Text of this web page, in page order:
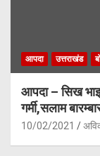
आपदा उत्तराखंड
आपदा – सिख
गर्मी,सलाम
10/02/2021